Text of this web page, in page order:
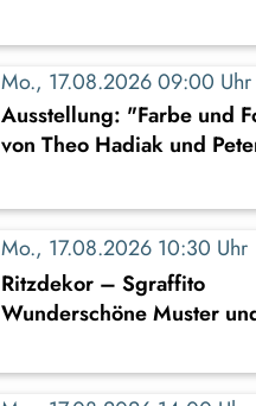
Mo., 17.08.2026 09:00 Uhr
Ausstellung: "Farbe und
von Theo Hadiak und
Mo., 17.08.2026 10:30 Uhr
Ritzdekor – Sgraffito
Wunderschöne Muster